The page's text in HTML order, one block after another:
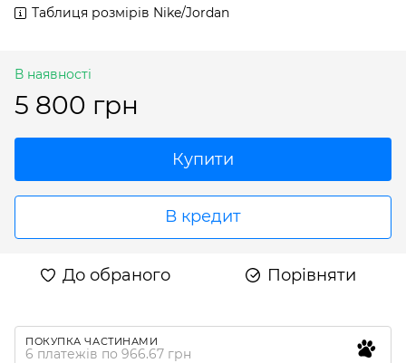
Таблиця розмірів Nike/Jordan
В наявності
5 800 грн
Купити
В кредит
До обраного Порівняти
ПОКУПКА ЧАСТИНАМИ
6 платежів по 966.67 грн